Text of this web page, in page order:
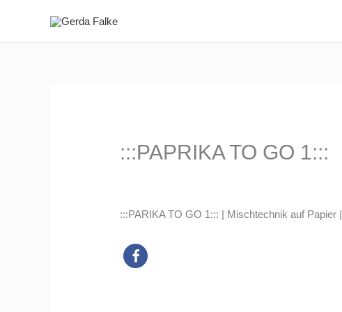
springen
:::PAPRIKA TO GO 1:::
:::PARIKA TO GO 1::: | Mischtechnik auf Papier |